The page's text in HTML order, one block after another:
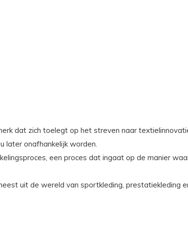
dat zich toelegt op het streven naar
later onafhankelijk worden.
een proces dat ingaat op de manier
uit de wereld van sportkleding, prestatiekleding